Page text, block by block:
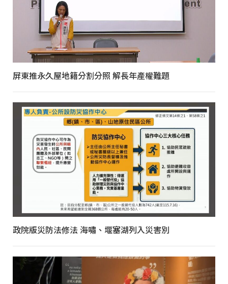
屏東推永久屋地籍分割分照 解長年產權難題
政院版災防法修法 海嘯、堰塞湖列入災害別